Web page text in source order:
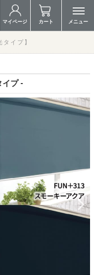
マイページ カート メニュー
イプ】
イプ -